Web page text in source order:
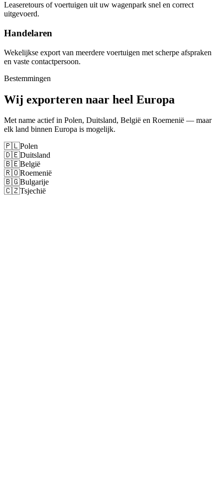
Leaseretours of voertuigen uit uw wagenpark snel en correct
uitgevoerd.
Handelaren
Wekelijkse export van meerdere voertuigen met scherpe afspraken
en vaste contactpersoon.
Bestemmingen
Wij exporteren naar heel Europa
Met name actief in Polen, Duitsland, België en Roemenië — maar
elk land binnen Europa is mogelijk.
🇵🇱Polen
🇩🇪Duitsland
🇧🇪België
🇷🇴Roemenië
🇧🇬Bulgarije
🇨🇿Tsjechië